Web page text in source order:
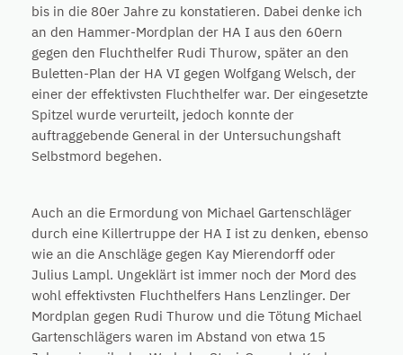
bis in die 80er Jahre zu konstatieren. Dabei denke ich
an den Hammer-Mordplan der HA I aus den 60ern
gegen den Fluchthelfer Rudi Thurow, später an den
Buletten-Plan der HA VI gegen Wolfgang Welsch, der
einer der effektivsten Fluchthelfer war. Der eingesetzte
Spitzel wurde verurteilt, jedoch konnte der
auftraggebende General in der Untersuchungshaft
Selbstmord begehen.
Auch an die Ermordung von Michael Gartenschläger
durch eine Killertruppe der HA I ist zu denken, ebenso
wie an die Anschläge gegen Kay Mierendorff oder
Julius Lampl. Ungeklärt ist immer noch der Mord des
wohl effektivsten Fluchthelfers Hans Lenzlinger. Der
Mordplan gegen Rudi Thurow und die Tötung Michael
Gartenschlägers waren im Abstand von etwa 15